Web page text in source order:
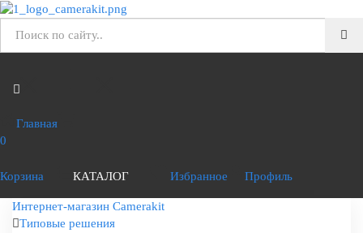
Главная
0
Корзина КАТАЛОГ Избранное Профиль
Интернет-магазин Camerakit
Типовые решения